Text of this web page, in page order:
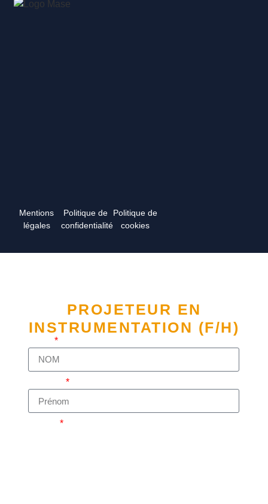
Mentions
légales
Politique de
confidentialité
Politique de
cookies
PROJETEUR EN
INSTRUMENTATION (F/H)